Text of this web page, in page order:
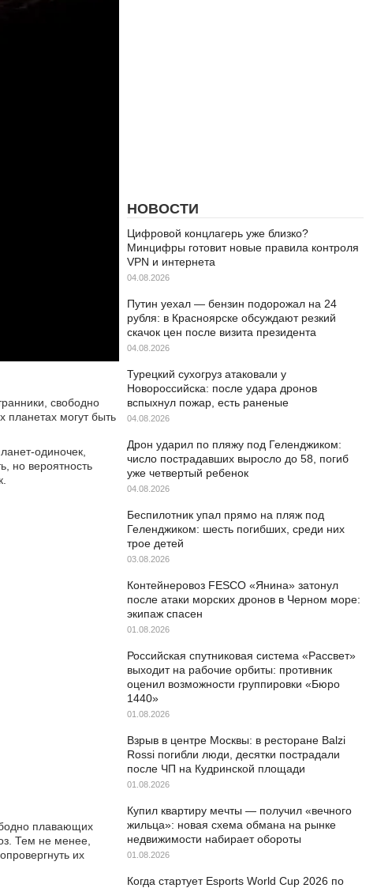
свободно
планетах могут быть
одиночек,
но вероятность
плавающих
Тем не менее,
их
НОВОСТИ
Цифровой концлагерь уже близко?
Минцифры готовит новые правила контроля
VPN и интернета
04.08.2026
Путин уехал — бензин подорожал на 24
рубля: в Красноярске обсуждают резкий
скачок цен после визита президента
04.08.2026
Турецкий сухогруз атаковали у
Новороссийска: после удара дронов
вспыхнул пожар, есть раненые
04.08.2026
Дрон ударил по пляжу под Геленджиком:
число пострадавших выросло до 58, погиб
уже четвертый ребенок
04.08.2026
Беспилотник упал прямо на пляж под
Геленджиком: шесть погибших, среди них
трое детей
03.08.2026
Контейнеровоз FESCO «Янина» затонул
после атаки морских дронов в Черном море:
экипаж спасен
01.08.2026
Российская спутниковая система «Рассвет»
выходит на рабочие орбиты: противник
оценил возможности группировки «Бюро
1440»
01.08.2026
Взрыв в центре Москвы: в ресторане Balzi
Rossi погибли люди, десятки пострадали
после ЧП на Кудринской площади
01.08.2026
Купил квартиру мечты — получил «вечного
жильца»: новая схема обмана на рынке
недвижимости набирает обороты
01.08.2026
Когда стартует Esports World Cup 2026 по